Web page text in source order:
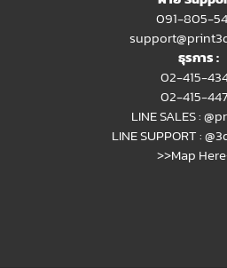
091-805-
ธุรการ :
02-415-
02-415-
LINE SALES :
LINE SUPPORT :
>>Map